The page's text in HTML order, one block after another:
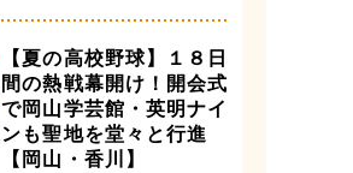
【夏の高校野球】１８日
間の熱戦幕開け！開会式
で岡山学芸館・英明ナイ
ンも聖地を堂々と行進
【岡山・香川】